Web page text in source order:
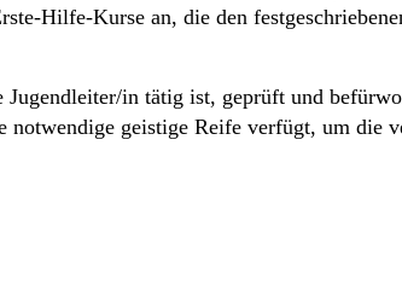
Hilfe-Kurse an, die den
in tätig ist, geprüft und
notwendige geistige Reife verfügt, um die